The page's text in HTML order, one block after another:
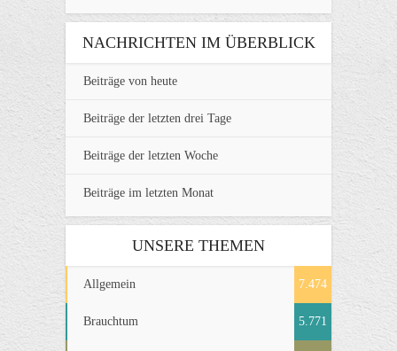
NACHRICHTEN IM ÜBERBLICK
Beiträge von heute
Beiträge der letzten drei Tage
Beiträge der letzten Woche
Beiträge im letzten Monat
UNSERE THEMEN
Allgemein 7.474
Brauchtum 5.771